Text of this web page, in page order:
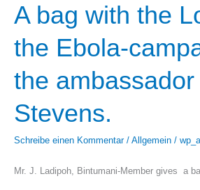
A bag with the
the Ebola-
the ambassador
Stevens.
Schreibe einen Kommentar / Allgemein /
Mr. J. Ladipoh, Bintumani-Member gives a
A
bag
the
Logo
of
the